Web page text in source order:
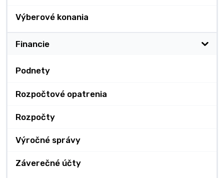
Výberové konania
Financie
Podnety
Rozpočtové opatrenia
Rozpočty
Výročné správy
Záverečné účty